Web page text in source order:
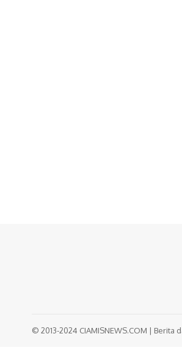
© 2013-2024 CIAMISNEWS.COM |